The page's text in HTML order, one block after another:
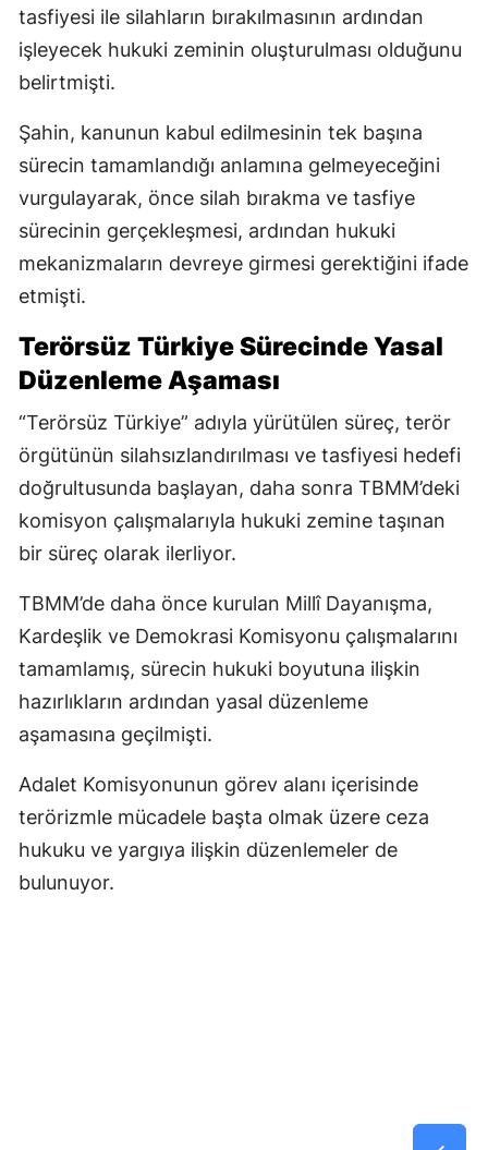
tasfiyesi ile silahların bırakılmasının ardından
işleyecek hukuki zeminin oluşturulması olduğunu
belirtmişti.
Şahin, kanunun kabul edilmesinin tek başına
sürecin tamamlandığı anlamına gelmeyeceğini
vurgulayarak, önce silah bırakma ve tasfiye
sürecinin gerçekleşmesi, ardından hukuki
mekanizmaların devreye girmesi gerektiğini ifade
etmişti.
Terörsüz Türkiye Sürecinde Yasal
Düzenleme Aşaması
“Terörsüz Türkiye” adıyla yürütülen süreç, terör
örgütünün silahsızlandırılması ve tasfiyesi hedefi
doğrultusunda başlayan, daha sonra TBMM’deki
komisyon çalışmalarıyla hukuki zemine taşınan
bir süreç olarak ilerliyor.
TBMM’de daha önce kurulan Millî Dayanışma,
Kardeşlik ve Demokrasi Komisyonu çalışmalarını
tamamlamış, sürecin hukuki boyutuna ilişkin
hazırlıkların ardından yasal düzenleme
aşamasına geçilmişti.
Adalet Komisyonunun görev alanı içerisinde
terörizmle mücadele başta olmak üzere ceza
hukuku ve yargıya ilişkin düzenlemeler de
bulunuyor.